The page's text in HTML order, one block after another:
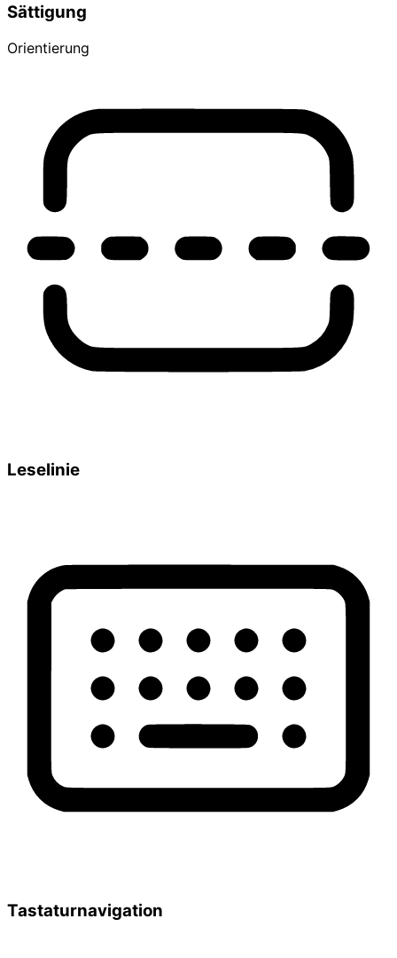
Sättigung
Orientierung
Leselinie
Tastaturnavigation